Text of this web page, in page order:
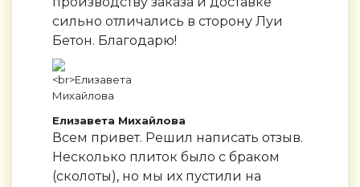
сильно отличались в сторону Луи
Бетон. Благодарю!
Елизавета Михайлова
Всем привет. Решил написать отзыв.
Несколько плиток было с браком
(сколоты), но мы их пустили на